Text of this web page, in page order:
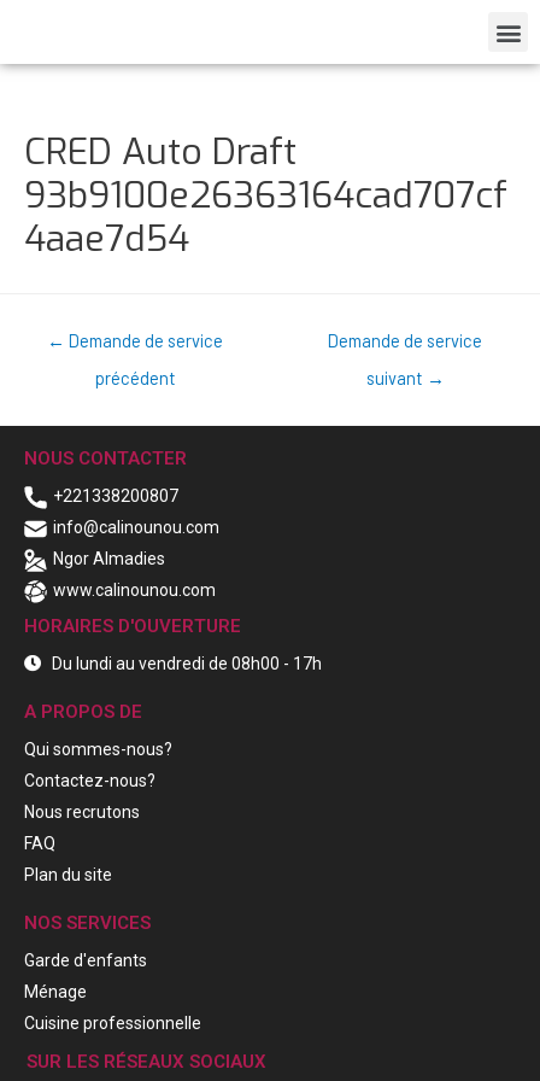
CRED Auto Draft
93b9100e26363164cad707cf
4aae7d54
← Demande de service
précédent
Demande de service
suivant →
NOUS CONTACTER
+221338200807
info@calinounou.com
Ngor Almadies
www.calinounou.com
HORAIRES D'OUVERTURE
Du lundi au vendredi de 08h00 - 17h
A PROPOS DE
Qui sommes-nous?
Contactez-nous?
Nous recrutons
FAQ
Plan du site
NOS SERVICES
Garde d'enfants
Ménage
Cuisine professionnelle
SUR LES RÉSEAUX SOCIAUX